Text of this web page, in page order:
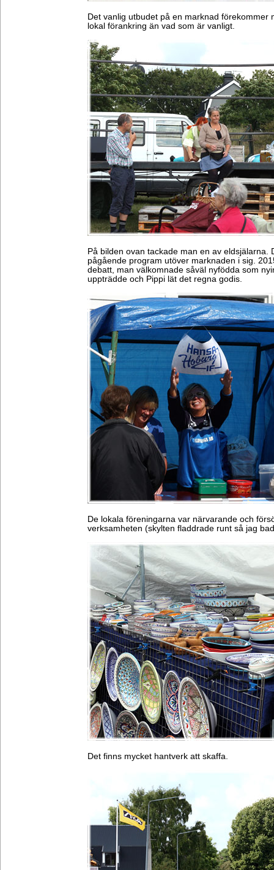
Det vanlig utbudet på en marknad förekommer
lokal förankring än vad som är vanligt.
På bilden ovan tackade man en av eldsjälarna.
pågående program utöver marknaden i sig.
debatt, man välkomnade såväl nyfödda som
uppträdde och Pippi lät det regna godis.
De lokala föreningarna var närvarande och
verksamheten (skylten fladdrade runt så jag
Det finns mycket hantverk att skaffa.